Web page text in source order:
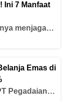
Ini 7 Manfaat
menjaga
investasi
agar tubuh
selama
Emas di
Pegadaian